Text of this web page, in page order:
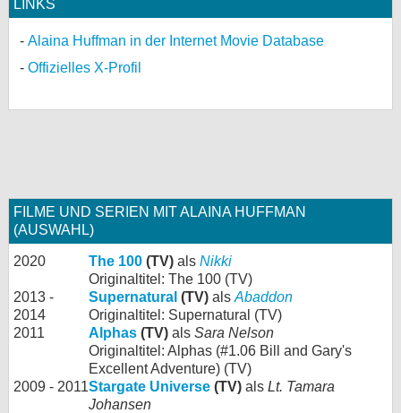
LINKS
Alaina Huffman in der Internet Movie Database
Offizielles X-Profil
FILME UND SERIEN MIT ALAINA HUFFMAN
(AUSWAHL)
2020 The 100 (TV) als Nikki
Originaltitel: The 100 (TV)
2013 -
2014
Supernatural (TV) als Abaddon
Originaltitel: Supernatural (TV)
2011
Alphas (TV) als Sara Nelson
Originaltitel: Alphas (#1.06 Bill and Gary's
Excellent Adventure) (TV)
2009 - 2011Stargate Universe (TV) als Lt. Tamara
Johansen